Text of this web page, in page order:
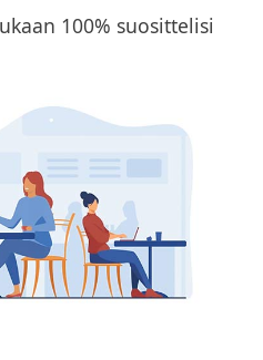
100% suosittelisi